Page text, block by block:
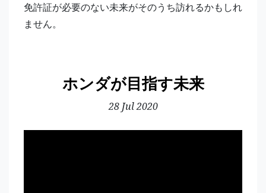
免許証が必要のない未来がそのうち訪れるかもしれ
ません。
ホンダが目指す未来
28 Jul 2020